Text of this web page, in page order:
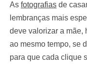
As fotografias de
lembranças mais
deve valorizar a mãe,
ao mesmo tempo, se
para que cada clique